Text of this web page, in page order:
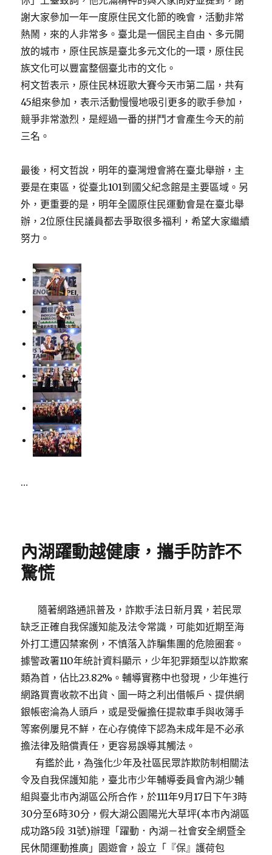
謝大家參加一年一度原住民文化節的晚會，活動非常
熱鬧，來的人非常多。臺北是一個民主自由、多元開
放的城市，原住民族是臺北多元文化的一環，原住民
族文化可以豐富整個臺北市的文化。
柯文哲表示，原住民林班歌大賽今天市第二屆，共有
45組來參加，表示活動慢慢地吸引更多的歌手參加，
競爭非常激烈，是經過一番的拼鬥才會產生今天的前
三名。
最後，柯文哲說，明年的臺灣燈會將在臺北舉辦，主
要是在東區，從臺北101到國父紀念館是主要區域。另
外，更重要的是，明年全國原住民運動會是在臺北舉
辦，2位原住民議員都去爭取很多福利，希望大家繼續
努力。
…
內湖躍動越健康，攜手防詐不
驚慌
隨著網路通訊普及，詐欺手法日新月異，若民眾
缺乏正確自我保護知能及法令常識，可能如近期至海
外打工遭囚禁案例，不慎落入詐騙集團的危險圈套。
據警政署110年統計資料顯示，少年犯罪類型以詐欺案
類為首，佔比23.82%。輔導實務中也發現，少年進行
網路買賣收款不出貨、圖一時之利出借帳戶、提供網
銀帳密淪為人頭戶，或是受僱擔任提款車手與收簿手
等案例屢見不鮮，在心存僥倖下認為未成年是不必承
擔法律及賠償責任，更容易誤導其觸法。
有鑑於此，為強化少年及社區民眾詐欺防制相關法
令及自我保護知能，臺北市少年輔導委員會內湖少輔
組與臺北市內湖區公所合作，於111年9月17日下午3時
30分至6時30分，假大湖公園陽光大草坪(本市內湖區
成功路5段 31號)辦理「躍動．內湖－社會安全網暨全
民休閒運動推廣」園遊會，設立「『保』護荷包